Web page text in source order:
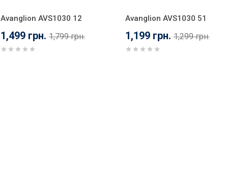
Avanglion AVS1030 12
1,499 грн. 1,799 грн.
Avanglion AVS1030 51
1,199 грн. 1,299 грн.